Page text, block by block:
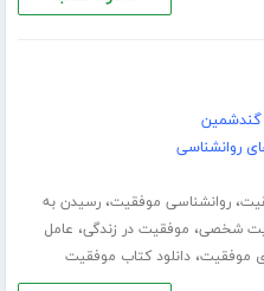
روانشناسی
،روانشناسی موفقیت،رسیدن به
شخصی، موفقیت در زندگی، عامل
موفقیت،دانلود کتاب موفقیت